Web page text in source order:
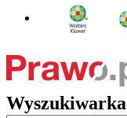
Wyszukiwarka